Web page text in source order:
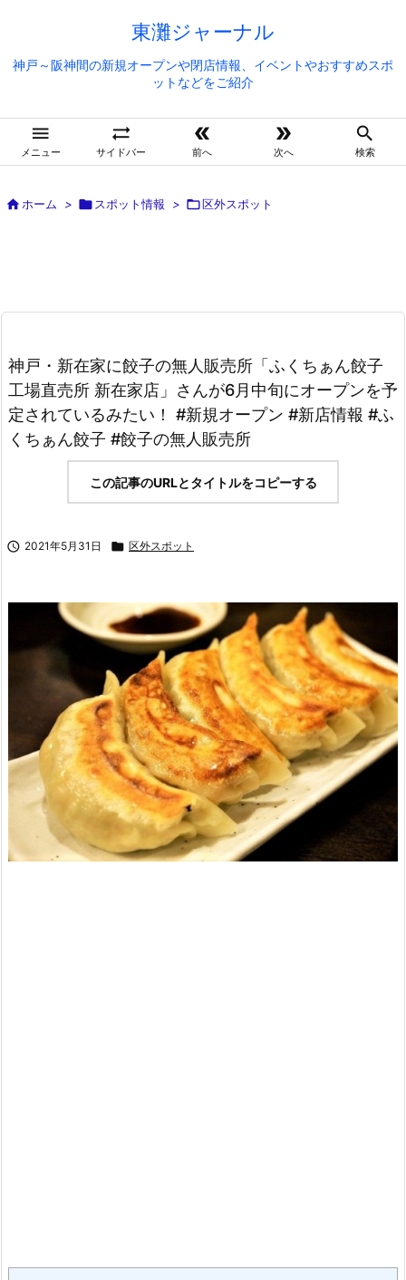
東灘ジャーナル
神戸～阪神間の新規オープンや閉店情報、イベントやおすすめスポ
ットなどをご紹介

メニュー

サイドバー

前へ

次へ

検索
ホーム >  スポット情報 > 区外スポット
神戸・新在家に餃子の無人販売所「ふくちぁん餃子
工場直売所 新在家店」さんが6月中旬にオープンを予
定されているみたい！ #新規オープン #新店情報 #ふ
くちぁん餃子 #餃子の無人販売所
この記事のURLとタイトルをコピーする
 2021年5月31日  区外スポット